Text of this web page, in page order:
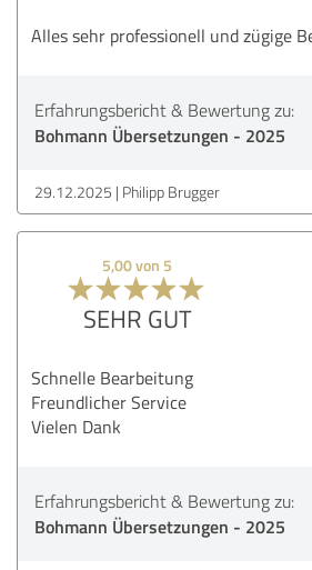
Alles sehr professionell und zügige
Erfahrungsbericht & Bewertung zu:
Bohmann Übersetzungen - 2025
29.12.2025 Philipp Brugger
5,00 von 5
SEHR GUT
Schnelle Bearbeitung
Freundlicher Service
Vielen Dank
Erfahrungsbericht & Bewertung zu:
Bohmann Übersetzungen - 2025